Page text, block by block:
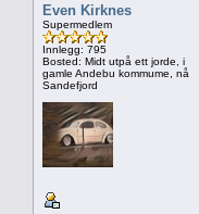
Even Kirknes
Supermedlem
Innlegg: 795
Bosted: Midt utpå ett jorde, i
gamle Andebu kommume, nå
Sandefjord